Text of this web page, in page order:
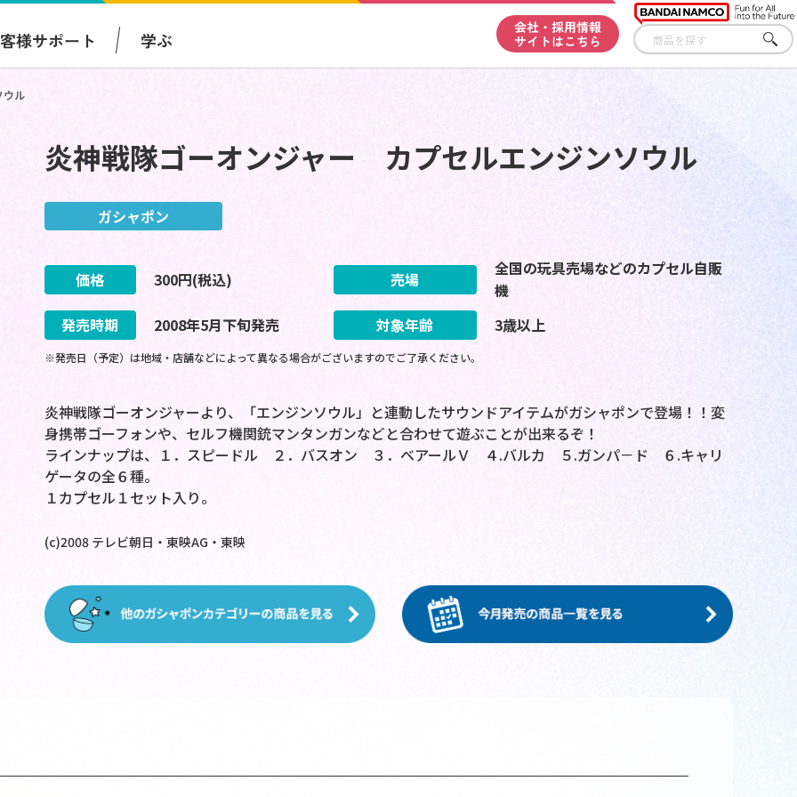
様サポート 学ぶ
会社・採用情報
サイトはこちら
さが
す
ウル
炎神戦隊ゴーオンジャー カプセルエンジンソウル
ガシャポン
価格 300円(税込) 売場
全国の玩具売場などのカプセル自販
機
発売時期
2008年5月下旬発売 対象年齢 3歳以上
※発売日（予定）は地域・店舗などによって異なる場合がございますのでご了承ください。
炎神戦隊ゴーオンジャーより、「エンジンソウル」と連動したサウンドアイテムがガシャポンで登場！！変
身携帯ゴーフォンや、セルフ機関銃マンタンガンなどと合わせて遊ぶことが出来るぞ！
ラインナップは、１．スピードル ２．バスオン ３．ベアールＶ ４.バルカ ５.ガンパ－ド ６.キャリ
ゲータの全６種。
１カプセル１セット入り。
(c)2008 テレビ朝日・東映AG・東映